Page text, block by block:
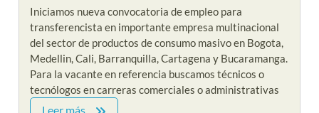
Iniciamos nueva convocatoria de empleo para
transferencista en importante empresa multinacional
del sector de productos de consumo masivo en Bogota,
Medellin, Cali, Barranquilla, Cartagena y Bucaramanga.
Para la vacante en referencia buscamos técnicos o
tecnólogos en carreras comerciales o administrativas
Leer más...